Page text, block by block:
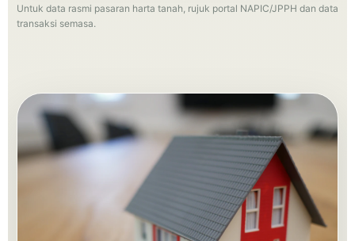
Untuk data rasmi pasaran harta tanah, rujuk portal NAPIC/JPPH dan data
transaksi semasa.